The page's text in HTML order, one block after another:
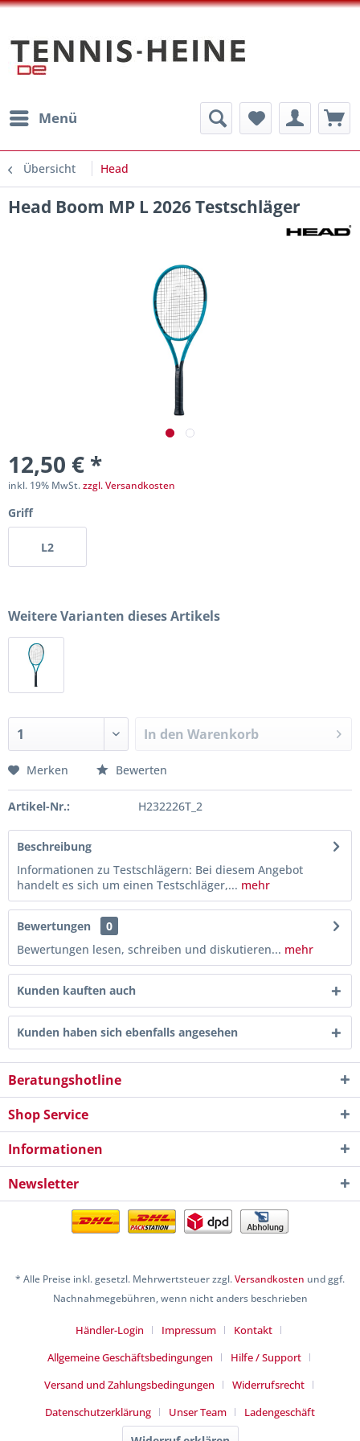
Menü
Übersicht Head
Head Boom MP L 2026 Testschläger
12,50 € *
inkl. 19% MwSt.zzgl. Versandkosten
Griff
L2
Weitere Varianten dieses Artikels
In den Warenkorb
Merken Bewerten
Artikel-Nr.: H232226T_2
Beschreibung
Informationen zu Testschlägern: Bei diesem Angebot
handelt es sich um einen Testschläger,... mehr
Bewertungen
0
Bewertungen lesen, schreiben und diskutieren... mehr
Kunden kauften auch
Kunden haben sich ebenfalls angesehen
Beratungshotline
Shop Service
Informationen
Newsletter
* Alle Preise inkl. gesetzl. Mehrwertsteuer zzgl.Versandkosten und ggf.
Nachnahmegebühren, wenn nicht anders beschrieben
Händler-Login Impressum
Kontakt
Allgemeine Geschäftsbedingungen
Hilfe / Support
Versand und Zahlungsbedingungen
Widerrufsrecht
Datenschutzerklärung
Unser Team Ladengeschäft